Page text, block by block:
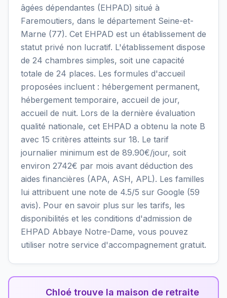
âgées dépendantes (EHPAD) situé à
Faremoutiers, dans le département Seine-et-
Marne (77). Cet EHPAD est un établissement de
statut privé non lucratif. L'établissement dispose
de 24 chambres simples, soit une capacité
totale de 24 places. Les formules d'accueil
proposées incluent : hébergement permanent,
hébergement temporaire, accueil de jour,
accueil de nuit. Lors de la dernière évaluation
qualité nationale, cet EHPAD a obtenu la note B
avec 15 critères atteints sur 18. Le tarif
journalier minimum est de 89.90€/jour, soit
environ 2742€ par mois avant déduction des
aides financières (APA, ASH, APL). Les familles
lui attribuent une note de 4.5/5 sur Google (59
avis). Pour en savoir plus sur les tarifs, les
disponibilités et les conditions d'admission de
EHPAD Abbaye Notre-Dame, vous pouvez
utiliser notre service d'accompagnement gratuit.
Chloé trouve la maison de retraite